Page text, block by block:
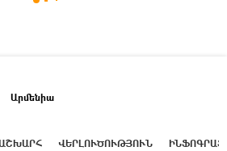
Արմենիա
ՎԵՐԼՈՒԾՈՒԹՅՈՒՆ